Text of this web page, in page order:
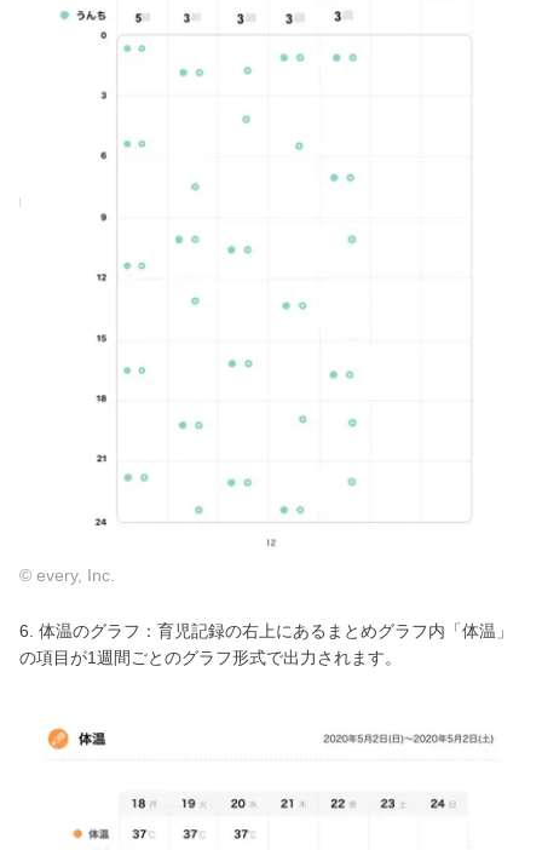
© every, Inc.
6. 体温のグラフ：育児記録の右上にあるまとめグラフ内「体温」
の項目が1週間ごとのグラフ形式で出力されます。